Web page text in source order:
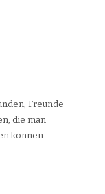
Freunde
die man
können....